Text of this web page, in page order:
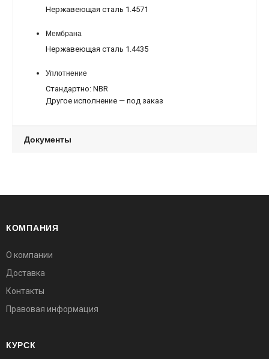
Нержавеющая сталь 1.4571
Мембрана
Нержавеющая сталь 1.4435
Уплотнение
Стандартно: NBR
Другое исполнение — под заказ
Документы
КОМПАНИЯ
О компании
Доставка
Контакты
Правовая информация
КУРСК